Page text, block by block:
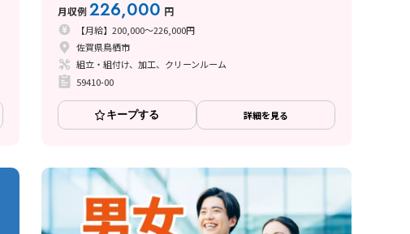
月収例226,000 円
【月給】200,000～226,000円
佐賀県鳥栖市
組立・組付け、加工、クリーンルーム
59410-00
キープする 詳細を見る